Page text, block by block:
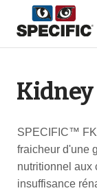
SPECIFIC™
fraicheur d'une
nutritionnel aux
insuffisance